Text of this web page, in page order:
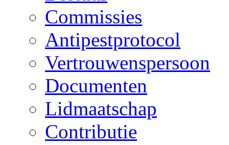
Commissies
Antipestprotocol
Vertrouwenspersoon
Documenten
Lidmaatschap
Contributie